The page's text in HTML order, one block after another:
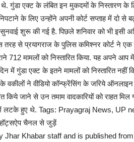
एक्ट के लंबित इन मुकदमों के निस्तारण के
के लिए उन्होंने अपनी कोर्ट सप्ताह में दो से
शुरू की गई है. पिछले शनिवार को भी इसी
तरह से प्रयागराज के पुलिस कमिश्नर कोर्ट ने
712 मामलों को निस्तारित किया. यह अपने आप
गुंडा एक्ट के इतने मामलों को निस्तारित नहीं
वकीलों ने वीडियो कॉन्फ्रेंसिंग के जरिये
जाने से उन तमाम वादकारियों को राहत मिल
लटके हुए थे. Tags: Prayagraj News, UP
चैनल से जुड़ें
Jhar Khabar staff and is published
भारत से शेख हसीना की प्रेस कॉन्फ्रेंस पर बांग्लादेश के
ने...